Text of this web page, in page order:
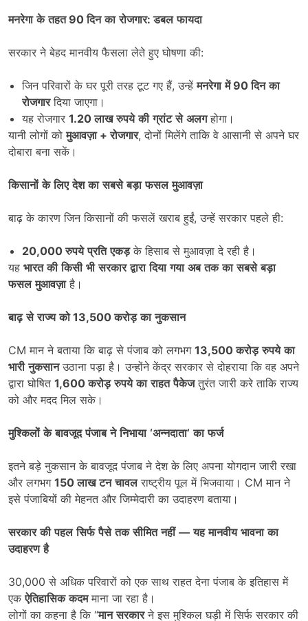
मनरेगा के तहत90दिन का रोजगार:डबल फायदा
सरकार ने बेहद मानवीय फैसला लेते हुए घोषणा की:
जिन परिवारों के घर पूरी तरह टूट गए हैं, उन्हेंमनरेगा में90दिन का
रोजगारदिया जाएगा।
यह रोजगार 1.20लाख रुपये की ग्रांट से अलगहोगा।
यानी लोगों कोमुआवज़ा+रोजगार, दोनों मिलेंगे ताकि वे आसानी से अपने घर
दोबारा बना सकें।
किसानों के लिए देश का सबसे बड़ा फसल मुआवज़ा
बाढ़ के कारण जिन किसानों की फसलें खराब हुईं, उन्हें सरकार पहले ही:
20,000रुपये प्रति एकड़के हिसाब से मुआवज़ा दे रही है।
यह भारत की किसी भी सरकार द्वारा दिया गया अब तक का सबसे बड़ा
फसल मुआवज़ाहै।
बाढ़ से राज्य को13,500करोड़ का नुकसान
CM मान ने बताया कि बाढ़ से पंजाब को लगभग 13,500करोड़ रुपये का
भारी नुकसानउठाना पड़ा है। उन्होंने केंद्र सरकार से दोहराया कि वह अपने
द्वारा घोषित 1,600करोड़ रुपये का राहत पैकेजतुरंत जारी करे ताकि राज्य
को और मदद मिल सके।
मुश्किलों के बावजूद पंजाब ने निभाया ‘अन्नदाता’ का फर्ज
इतने बड़े नुकसान के बावजूद पंजाब ने देश के लिए अपना योगदान जारी रखा
और लगभग 150लाख टन चावलराष्ट्रीय पूल में भिजवाया। CM मान ने
इसे पंजाबियों की मेहनत और जिम्मेदारी का उदाहरण बताया।
सरकार की पहल सिर्फ पैसे तक सीमित नहीं — यह मानवीय भावना का
उदाहरण है
30,000 से अधिक परिवारों को एक साथ राहत देना पंजाब के इतिहास में
एकऐतिहासिक कदममाना जा रहा है।
लोगों का कहना है कि “मान सरकारने इस मुश्किल घड़ी में सिर्फ सरकार की